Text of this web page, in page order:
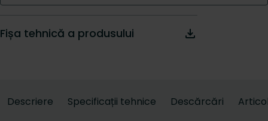
Fișa tehnică a produsului
Descriere Specificații tehnice Descărcări